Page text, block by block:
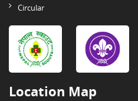
Circular
Location Map